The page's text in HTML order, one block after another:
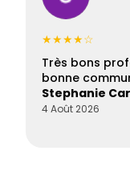
★★★★☆
Très bons
bonne
Stephanie
4 Août 2026